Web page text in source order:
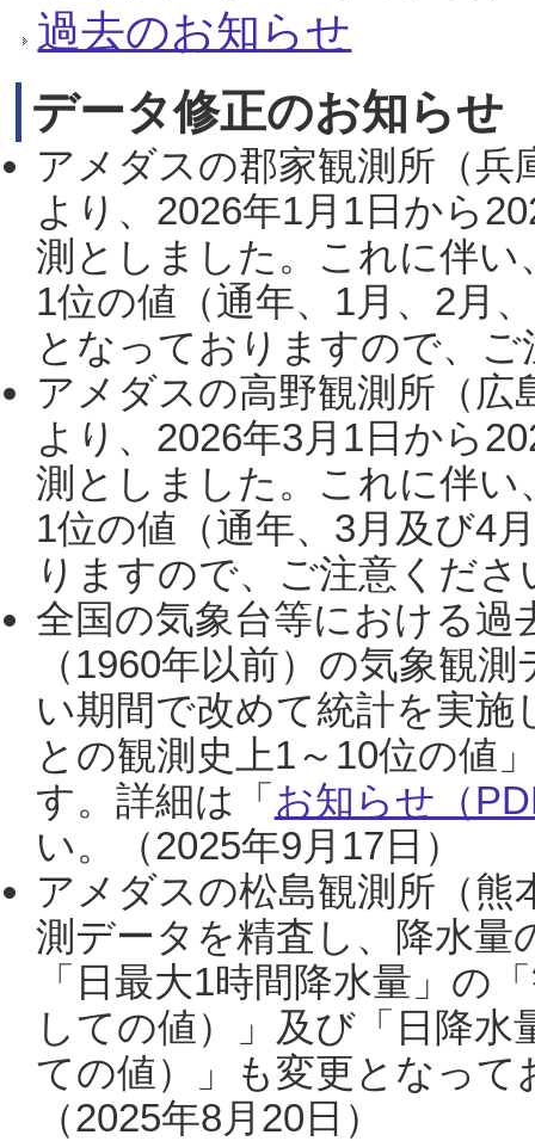
過去のお知らせ
データ修正のお知らせ
アメダスの郡家観測所（
より、2026年1月1日から
測としました。これに伴い
1位の値（通年、1月、2月
となっておりますので、
アメダスの高野観測所（
より、2026年3月1日から
測としました。これに伴い
1位の値（通年、3月及び4
りますので、ご注意くだ
全国の気象台等における過
（1960年以前）の気象観
い期間で改めて統計を実
との観測史上1～10位の値
す。詳細は「 お知らせ（
い。（2025年9月17日）
アメダスの松島観測所（熊
測データを精査し、降水
「日最大1時間降水量」の
しての値）」及び「日降
ての値）」も変更となっ
（2025年8月20日）